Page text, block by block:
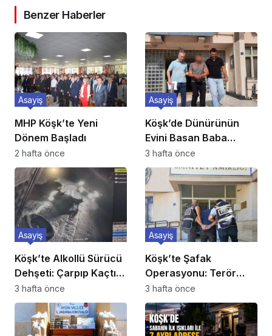
Benzer Haberler
MHP Köşk’te Yeni
Dönem Başladı
Asayiş
2 hafta önce
Köşk’de Dünürünün
Evini Basan Baba
Tutuklandı
Asayiş
3 hafta önce
Köşk’te Alkollü Sürücü
Dehşeti: Çarpıp Kaçtı,
Ehliyetine El Konuldu
Asayiş
3 hafta önce
Köşk’te Şafak
Operasyonu: Terör
Propagandacısı 5
Suriyeli Yakalandı
Asayiş
3 hafta önce